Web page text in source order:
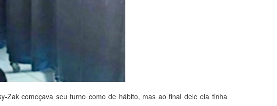
Zak começava seu turno como de hábito, mas ao final dele ela tinha